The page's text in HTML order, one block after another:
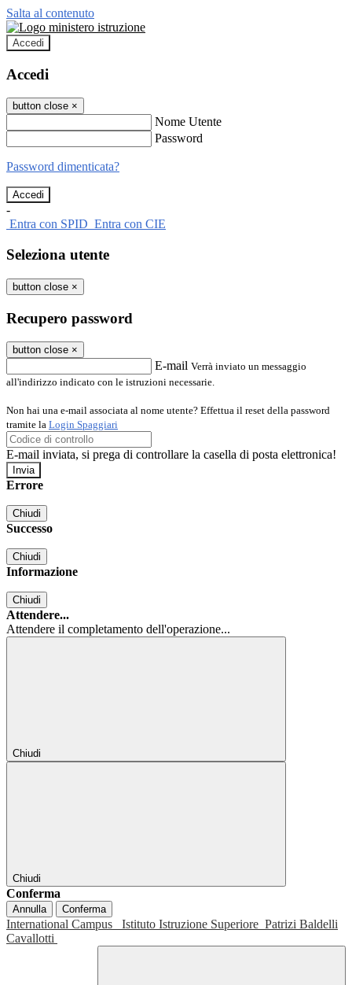
Salta al contenuto
Accedi
Accedi
button close ×
Nome Utente
Password
Password dimenticata?
-
Entra con SPID Entra con CIE
Seleziona utente
button close ×
Recupero password
button close ×
E-mail Verrà inviato un messaggio
all'indirizzo indicato con le istruzioni necessarie.
Non hai una e-mail associata al nome utente? Effettua il reset della password
tramite la Login Spaggiari
E-mail inviata, si prega di controllare la casella di posta elettronica!
Errore
Chiudi
Successo
Chiudi
Informazione
Chiudi
Attendere...
Attendere il completamento dell'operazione...
Chiudi
Chiudi
Conferma
Annulla Conferma
International Campus Istituto Istruzione Superiore Patrizi Baldelli
Cavallotti